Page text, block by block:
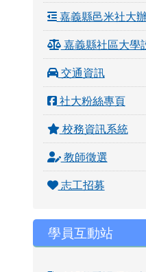
嘉義縣邑米社大
嘉義縣社區大學
交通資訊
社大粉絲專頁
校務資訊系統
教師徵選
志工招募
學員互動站